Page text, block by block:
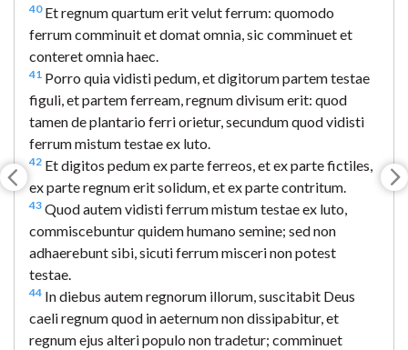
40Et regnum quartum erit velut ferrum: quomodo
ferrum comminuit et domat omnia, sic comminuet et
conteret omnia haec.
41 Porro quia vidisti pedum, et digitorum partem testae
figuli, et partem ferream, regnum divisum erit: quod
tamen de plantario ferri orietur, secundum quod vidisti
ferrum mistum testae ex luto.
42 Et digitos pedum ex parte ferreos, et ex parte fictiles,
ex parte regnum erit solidum, et ex parte contritum.
43 Quod autem vidisti ferrum mistum testae ex luto,
commiscebuntur quidem humano semine; sed non
adhaerebunt sibi, sicuti ferrum misceri non potest
testae.
44 In diebus autem regnorum illorum, suscitabit Deus
caeli regnum quod in aeternum non dissipabitur, et
regnum ejus alteri populo non tradetur; comminuet